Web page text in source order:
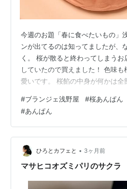
今週のお題「春に食べたいもの」
ンが出てるのは知ってましたが、
く。 桜が散ると終わってしまう
していたので買えました！ 色味
愛いです。 桜餡の中身が何かは全
かり桜葉の味がする餡。 生地があ
としょっぱさが美味しい。 餡たっ
て美味しい桜あんぱんでした！原
屋さんの他のパンも久々に食べ
ンジェ浅野屋 b-asanoya.com
#ブランジェ浅野屋 #桜あんぱん
#あんぱん
ひろとカフェと • 3ヶ月前
マサヒコオズミパリのサクラ